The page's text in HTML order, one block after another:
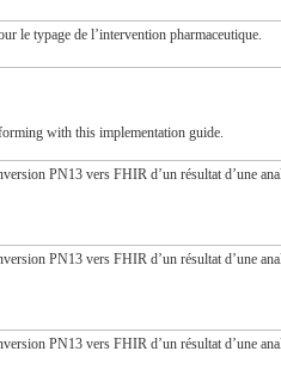
le typage de l’intervention pharmaceutique.
with this implementation guide.
PN13 vers FHIR d’un résultat d’une
PN13 vers FHIR d’un résultat d’une
PN13 vers FHIR d’un résultat d’une